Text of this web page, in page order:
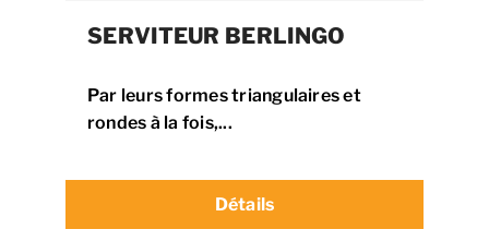
SERVITEUR BERLINGO
Par leurs formes triangulaires et
rondes à la fois,...
Détails